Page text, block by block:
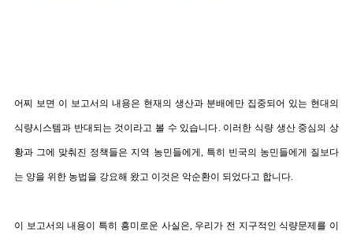
어찌 보면 이 보고서의 내용은 현재의 생산과 분배에만 집중되어 있는 현대의
식량시스템과 반대되는 것이라고 볼 수 있습니다. 이러한 식량 생산 중심의 상
황과 그에 맞춰진 정책들은 지역 농민들에게 , 특히 빈국의 농민들에게 질보다
는 양을 위한 농법을 강요해 왔고 이것은 악순환이 되었다고 합니다.
이 보고서의 내용이 특히 흥미로운 사실은, 우리가 전 지구적인 식량문제를 이